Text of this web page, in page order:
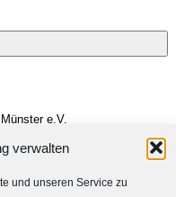
verwalten
und unseren Service zu
e.V.